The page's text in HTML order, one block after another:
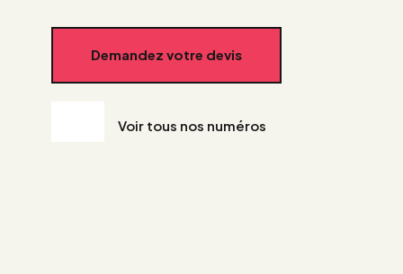
Demandez votre devis
Voir tous nos numéros